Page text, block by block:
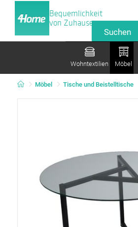
Bequemlichkeit
von Zuhause
Wohntextilien Möbel
Möbel Tische und Beistelltische